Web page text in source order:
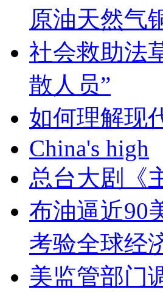
原油天然气
社会救助法
散人员”
如何理解现
China's high
总台大剧《
布油逼近90
考验全球经
美监管部门